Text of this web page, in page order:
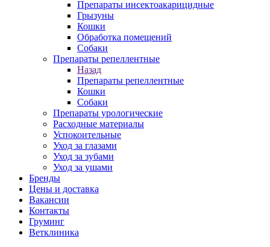
Препараты инсектоакарицидные
Грызуны
Кошки
Обработка помещений
Собаки
Препараты репеллентные
Назад
Препараты репеллентные
Кошки
Собаки
Препараты урологические
Расходные материалы
Успокоительные
Уход за глазами
Уход за зубами
Уход за ушами
Бренды
Цены и доставка
Вакансии
Контакты
Груминг
Ветклиника